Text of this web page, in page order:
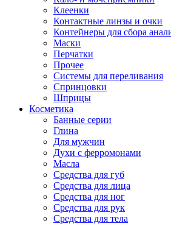
Клеенки
Контактные линзы и очки
Контейнеры для сбора
Маски
Перчатки
Прочее
Системы для переливания
Спринцовки
Шприцы
Косметика
Банные серии
Глина
Для мужчин
Духи с ферромонами
Масла
Средства для губ
Средства для лица
Средства для ног
Средства для рук
Средства для тела